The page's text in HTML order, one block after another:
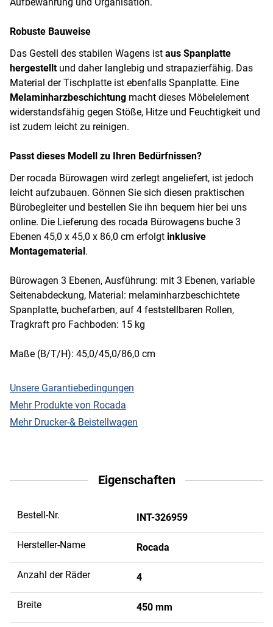
Robuste Bauweise
Das Gestell des stabilen Wagens ist aus Spanplatte
hergestelltund daher langlebig und strapazierfähig. Das
Material der Tischplatte ist ebenfalls Spanplatte. Eine
Melaminharzbeschichtung macht dieses Möbelelement
widerstandsfähig gegen Stöße, Hitze und Feuchtigkeit und
ist zudem leicht zu reinigen.
Passt dieses Modell zu Ihren Bedürfnissen?
Der rocada Bürowagen wird zerlegt angeliefert, ist jedoch
leicht aufzubauen. Gönnen Sie sich diesen praktischen
Bürobegleiter und bestellen Sie ihn bequem hier bei uns
online. Die Lieferung des rocada Bürowagens buche 3
Ebenen 45,0 x 45,0 x 86,0 cm erfolgt inklusive
Montagematerial.
Bürowagen 3 Ebenen, Ausführung: mit 3 Ebenen, variable
Seitenabdeckung, Material: melaminharzbeschichtete
Spanplatte, buchefarben, auf 4 feststellbaren Rollen,
Tragkraft pro Fachboden: 15 kg
Maße (B/T/H): 45,0/45,0/86,0 cm
Unsere Garantiebedingungen
Mehr Produkte von Rocada
Mehr Drucker-& Beistellwagen
Eigenschaften
Bestell-Nr. INT-326959
Hersteller-Name Rocada
Anzahl der Räder 4
Breite 450 mm